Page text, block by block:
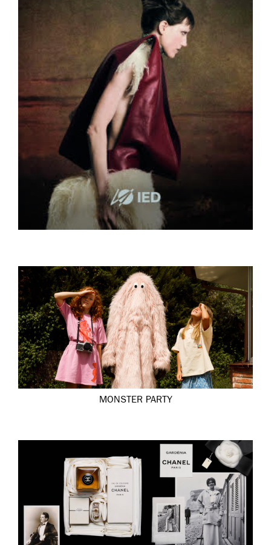
MONSTER PARTY